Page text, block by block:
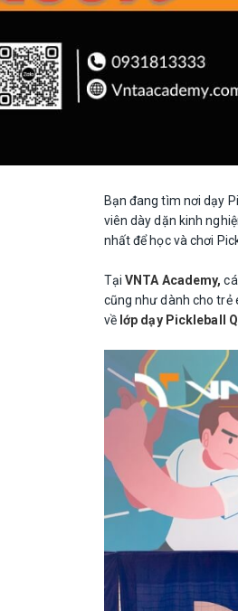
Bạn đang tìm nơi dạy
viên dày dặn kinh
nhất để học và chơi
Tại VNTA Academy,
cũng như dành cho trẻ
về lớp dạy Pickleball